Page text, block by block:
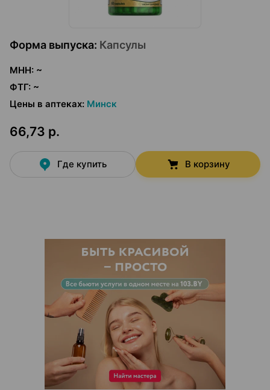
Форма выпуска: Капсулы
МНН: ~
ФТГ: ~
Цены в аптеках: Минск
66,73 р.
Где купить В корзину